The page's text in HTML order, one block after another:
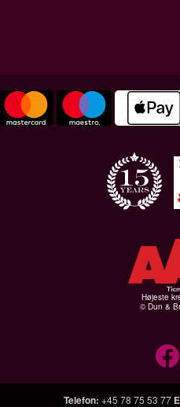
Højeste
© Dun &
Telefon: +45 78 75 53 77